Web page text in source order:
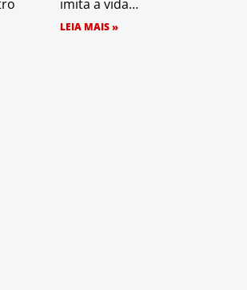
imita a vida…
LEIA MAIS »